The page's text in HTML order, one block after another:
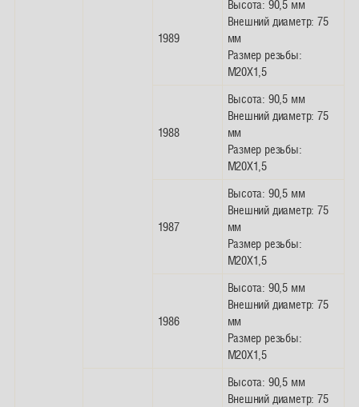
1989
Высота: 90,5 мм
Внешний диаметр: 75
мм
Размер резьбы:
M20X1,5
1988
Высота: 90,5 мм
Внешний диаметр: 75
мм
Размер резьбы:
M20X1,5
1987
Высота: 90,5 мм
Внешний диаметр: 75
мм
Размер резьбы:
M20X1,5
1986
Высота: 90,5 мм
Внешний диаметр: 75
мм
Размер резьбы:
M20X1,5
Высота: 90,5 мм
Внешний диаметр: 75